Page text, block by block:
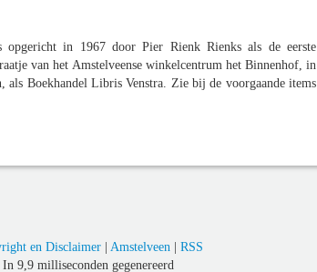
in 1967 door Pier Rienk Rienks als de eerste
van het Amstelveense winkelcentrum het Binnenhof, in
als Boekhandel Libris Venstra. Zie bij de voorgaande items
en Disclaimer| Amstelveen | RSS
In 9,9 milliseconden gegenereerd